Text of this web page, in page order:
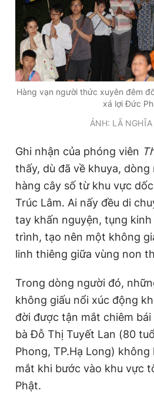
Theo dõi báo trên
Liên
Đặt báo Quảng cáo RSS
Tổng biên tập: Nguyễn Ngọc Toàn
Phó tổng biên tập thường trực: Hải
Phó tổng biên tập: Lâm Hiếu Dũng
Phó tổng biên tập: Trần Việt Hưng
Tổng thư ký tòa soạn: Đức Trung
© 2003-2026 Bản quyền thuộc về
chép dưới mọi hình thức nếu không
bản. Phát triển bởi ePi Technologies,
Hàng vạn người thức xuyên đêm
xá lợi Đức
ẢNH: LÃ NGHĨA
Ghi nhận của phóng viên
thấy, dù đã về khuya,
hàng cây số từ khu vực
Trúc Lâm. Ai nấy đều di
tay khấn nguyện, tụng
trình, tạo nên một không
linh thiêng giữa vùng non
Trong dòng người đó,
không giấu nổi xúc động
đời được tận mắt chiêm
bà Đỗ Thị Tuyết Lan (80
Phong, TP.Hạ Long)
mắt khi bước vào khu vực
Phật.